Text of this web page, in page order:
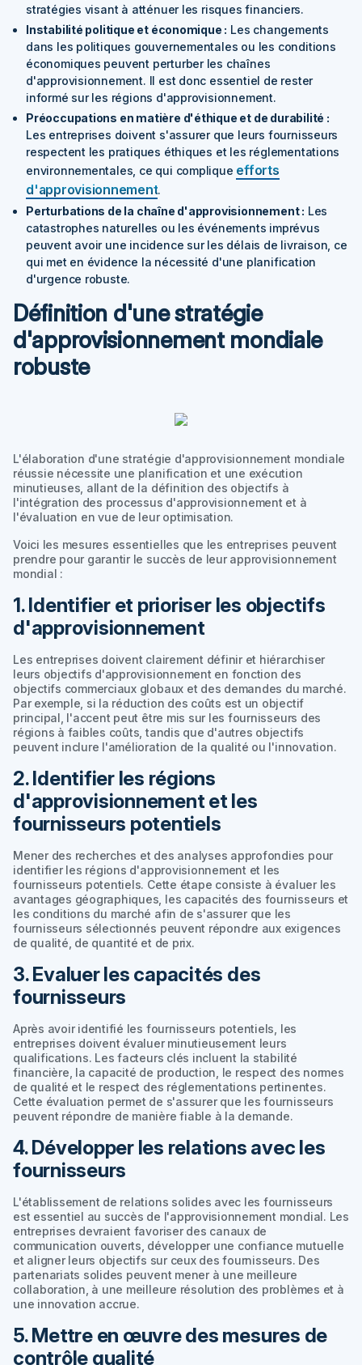
stratégies visant à atténuer les risques financiers.
Instabilité politique et économique : Les changements
dans les politiques gouvernementales ou les conditions
économiques peuvent perturber les chaînes
d'approvisionnement. Il est donc essentiel de rester
informé sur les régions d'approvisionnement.
Préoccupations en matière d'éthique et de durabilité :
Les entreprises doivent s'assurer que leurs fournisseurs
respectent les pratiques éthiques et les réglementations
environnementales, ce qui complique efforts
d'approvisionnement.
Perturbations de la chaîne d'approvisionnement : Les
catastrophes naturelles ou les événements imprévus
peuvent avoir une incidence sur les délais de livraison, ce
qui met en évidence la nécessité d'une planification
d'urgence robuste.
Définition d'une stratégie
d'approvisionnement mondiale
robuste
L'élaboration d'une stratégie d'approvisionnement mondiale
réussie nécessite une planification et une exécution
minutieuses, allant de la définition des objectifs à
l'intégration des processus d'approvisionnement et à
l'évaluation en vue de leur optimisation.
Voici les mesures essentielles que les entreprises peuvent
prendre pour garantir le succès de leur approvisionnement
mondial :
1. Identifier et prioriser les objectifs
d'approvisionnement
Les entreprises doivent clairement définir et hiérarchiser
leurs objectifs d'approvisionnement en fonction des
objectifs commerciaux globaux et des demandes du marché.
Par exemple, si la réduction des coûts est un objectif
principal, l'accent peut être mis sur les fournisseurs des
régions à faibles coûts, tandis que d'autres objectifs
peuvent inclure l'amélioration de la qualité ou l'innovation.
2. Identifier les régions
d'approvisionnement et les
fournisseurs potentiels
Mener des recherches et des analyses approfondies pour
identifier les régions d'approvisionnement et les
fournisseurs potentiels. Cette étape consiste à évaluer les
avantages géographiques, les capacités des fournisseurs et
les conditions du marché afin de s'assurer que les
fournisseurs sélectionnés peuvent répondre aux exigences
de qualité, de quantité et de prix.
3. Evaluer les capacités des
fournisseurs
Après avoir identifié les fournisseurs potentiels, les
entreprises doivent évaluer minutieusement leurs
qualifications. Les facteurs clés incluent la stabilité
financière, la capacité de production, le respect des normes
de qualité et le respect des réglementations pertinentes.
Cette évaluation permet de s'assurer que les fournisseurs
peuvent répondre de manière fiable à la demande.
4. Développer les relations avec les
fournisseurs
L'établissement de relations solides avec les fournisseurs
est essentiel au succès de l'approvisionnement mondial. Les
entreprises devraient favoriser des canaux de
communication ouverts, développer une confiance mutuelle
et aligner leurs objectifs sur ceux des fournisseurs. Des
partenariats solides peuvent mener à une meilleure
collaboration, à une meilleure résolution des problèmes et à
une innovation accrue.
5. Mettre en œuvre des mesures de
contrôle qualité